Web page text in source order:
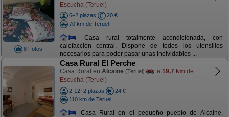
8 Fotos
Escucha (Teruel)
6+2 plazas
20 €
70 km de Teruel
Casa rural totalmente acondicionada, con
calefacción central. Dispone de todos los utensilios
necesarios para poder pasar unas inolvidables ...
Casa Rural El Perche
Casa Rural en Alcaine (Teruel) a 19,7 km de
Escucha (Teruel)
2-12+2 plazas
24 €
110 km de Teruel
Casa Rural en el pequeño pueblo de Alcaine,